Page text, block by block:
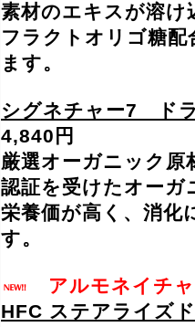
素材のエキスが溶け
フラクトオリゴ糖配
ます。
シグネチャー7 ド
4,840円
厳選オーガニック原
認証を受けたオーガ
栄養価が高く、消化
す。
アルモネイチ
HFC ステアライ